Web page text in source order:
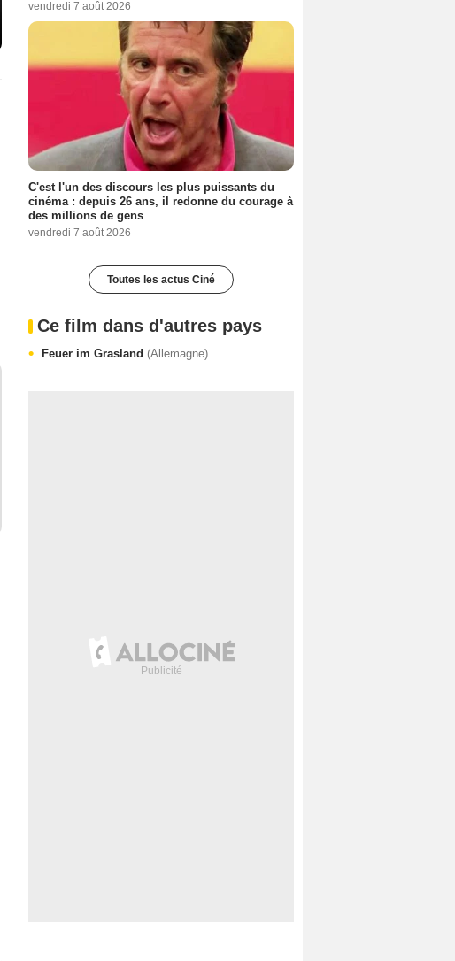
vendredi 7 août 2026
C'est l'un des discours les plus puissants du
cinéma : depuis 26 ans, il redonne du courage à
des millions de gens
vendredi 7 août 2026
Toutes les actus Ciné
Ce film dans d'autres pays
Feuer im Grasland (Allemagne)